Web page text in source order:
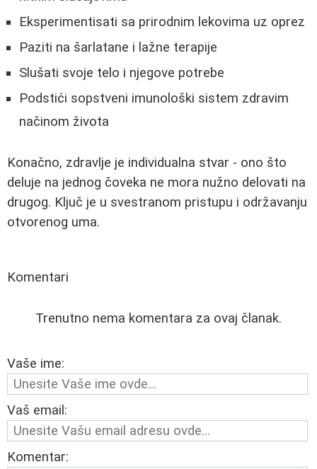
Eksperimentisati sa prirodnim lekovima uz oprez
Paziti na šarlatane i lažne terapije
Slušati svoje telo i njegove potrebe
Podstići sopstveni imunološki sistem zdravim
načinom života
Konačno, zdravlje je individualna stvar - ono što
deluje na jednog čoveka ne mora nužno delovati na
drugog. Ključ je u svestranom pristupu i održavanju
otvorenog uma.
Komentari
Trenutno nema komentara za ovaj članak.
Vaše ime:
Vaš email:
Komentar: